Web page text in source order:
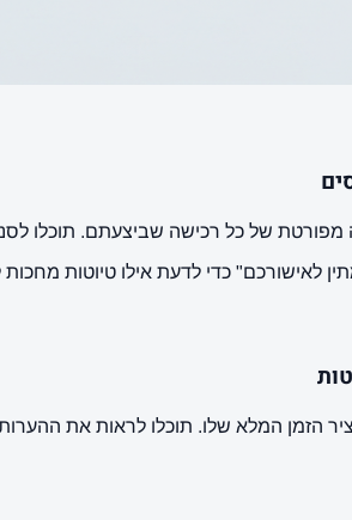
מפורטת של כל רכישה שביצעתם. תוכלו
לאישורכם" כדי לדעת אילו טיוטות
הזמן המלא שלו. תוכלו לראות את